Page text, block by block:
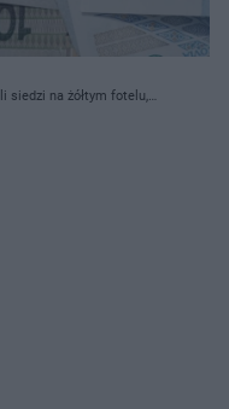
siedzi na żółtym fotelu,
roku, o czym